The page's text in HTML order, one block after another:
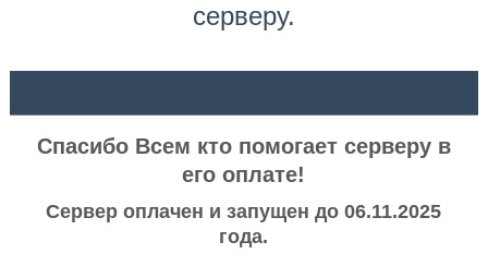
серверу.
Спасибо Всем кто помогает серверу в
его оплате!
Сервер оплачен и запущен до 06.11.2025
года.